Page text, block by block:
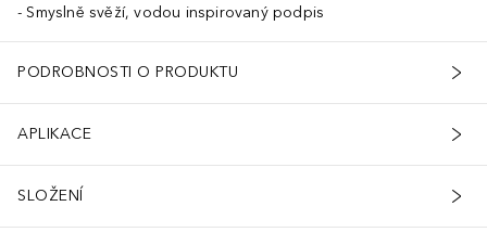
Smyslně svěží, vodou inspirovaný podpis
PODROBNOSTI O PRODUKTU
APLIKACE
SLOŽENÍ